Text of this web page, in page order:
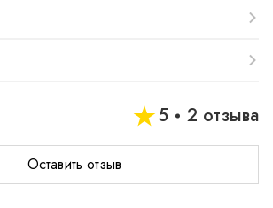
5 2 отзыва
Оставить отзыв